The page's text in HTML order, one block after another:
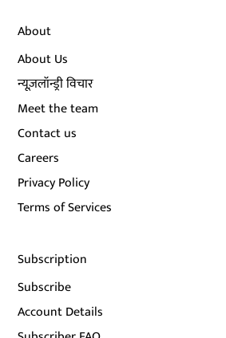
About
About Us
न्यूज़लॉन्ड्री विचार
Meet the team
Contact us
Careers
Privacy Policy
Terms of Services
Subscription
Subscribe
Account Details